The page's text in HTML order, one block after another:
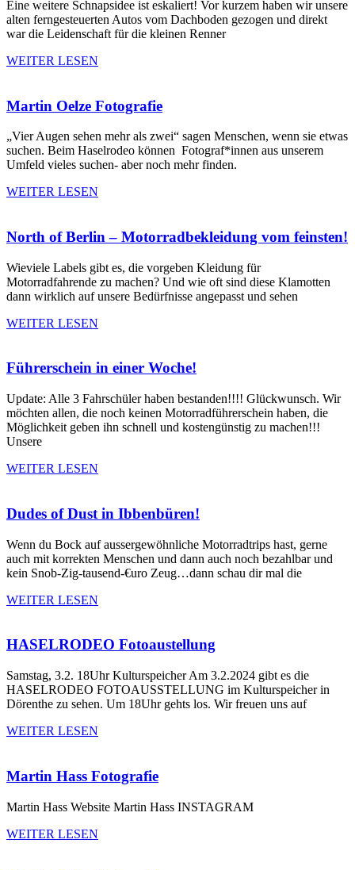
Eine weitere Schnapsidee ist eskaliert! Vor kurzem haben wir unsere
alten ferngesteuerten Autos vom Dachboden gezogen und direkt
war die Leidenschaft für die kleinen Renner
WEITER LESEN
Martin Oelze Fotografie
„Vier Augen sehen mehr als zwei“ sagen Menschen, wenn sie etwas
suchen. Beim Haselrodeo können Fotograf*innen aus unserem
Umfeld vieles suchen- aber noch mehr finden.
WEITER LESEN
North of Berlin – Motorradbekleidung vom feinsten!
Wieviele Labels gibt es, die vorgeben Kleidung für
Motorradfahrende zu machen? Und wie oft sind diese Klamotten
dann wirklich auf unsere Bedürfnisse angepasst und sehen
WEITER LESEN
Führerschein in einer Woche!
Update: Alle 3 Fahrschüler haben bestanden!!!! Glückwunsch. Wir
möchten allen, die noch keinen Motorradführerschein haben, die
Möglichkeit geben ihn schnell und kostengünstig zu machen!!!
Unsere
WEITER LESEN
Dudes of Dust in Ibbenbüren!
Wenn du Bock auf aussergewöhnliche Motorradtrips hast, gerne
auch mit korrekten Menschen und dann auch noch bezahlbar und
kein Snob-Zig-tausend-€uro Zeug…dann schau dir mal die
WEITER LESEN
HASELRODEO Fotoaustellung
Samstag, 3.2. 18Uhr Kulturspeicher Am 3.2.2024 gibt es die
HASELRODEO FOTOAUSSTELLUNG im Kulturspeicher in
Dörenthe zu sehen. Um 18Uhr gehts los. Wir freuen uns auf
WEITER LESEN
Martin Hass Fotografie
Martin Hass Website Martin Hass INSTAGRAM
WEITER LESEN